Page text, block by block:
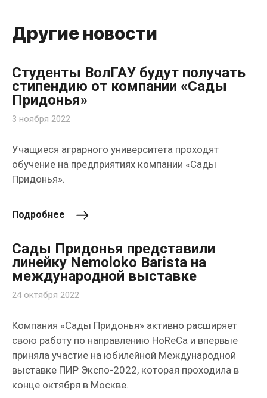
Другие новости
Студенты ВолГАУ будут получать
стипендию от компании «Сады
Придонья»
3 ноября 2022
Учащиеся аграрного университета проходят
обучение на предприятиях компании «Сады
Придонья».
Подробнее
Сады Придонья представили
линейку Nemoloko Barista на
международной выставке
24 октября 2022
Компания «Сады Придонья» активно расширяет
свою работу по направлению HoReCa и впервые
приняла участие на юбилейной Международной
выставке ПИР Экспо-2022, которая проходила в
конце октября в Москве.